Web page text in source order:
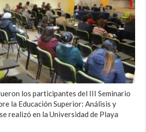
los participantes del III Seminario
la Educación Superior: Análisis y
realizó en la Universidad de Playa